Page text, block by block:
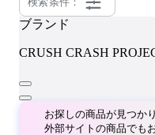
ブランド
CRUSH CRASH
お探しの商品が見つか
外部サイトの商品でも